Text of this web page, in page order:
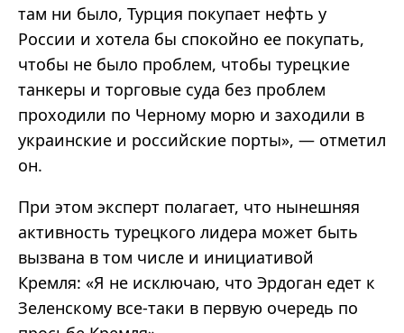
там ни было, Турция покупает нефть у
России и хотела бы спокойно ее покупать,
чтобы не было проблем, чтобы турецкие
танкеры и торговые суда без проблем
проходили по Черному морю и заходили в
украинские и российские порты», — отметил
он.
При этом эксперт полагает, что нынешняя
активность турецкого лидера может быть
вызвана в том числе и инициативой
Кремля: «Я не исключаю, что Эрдоган едет к
Зеленскому все-таки в первую очередь по